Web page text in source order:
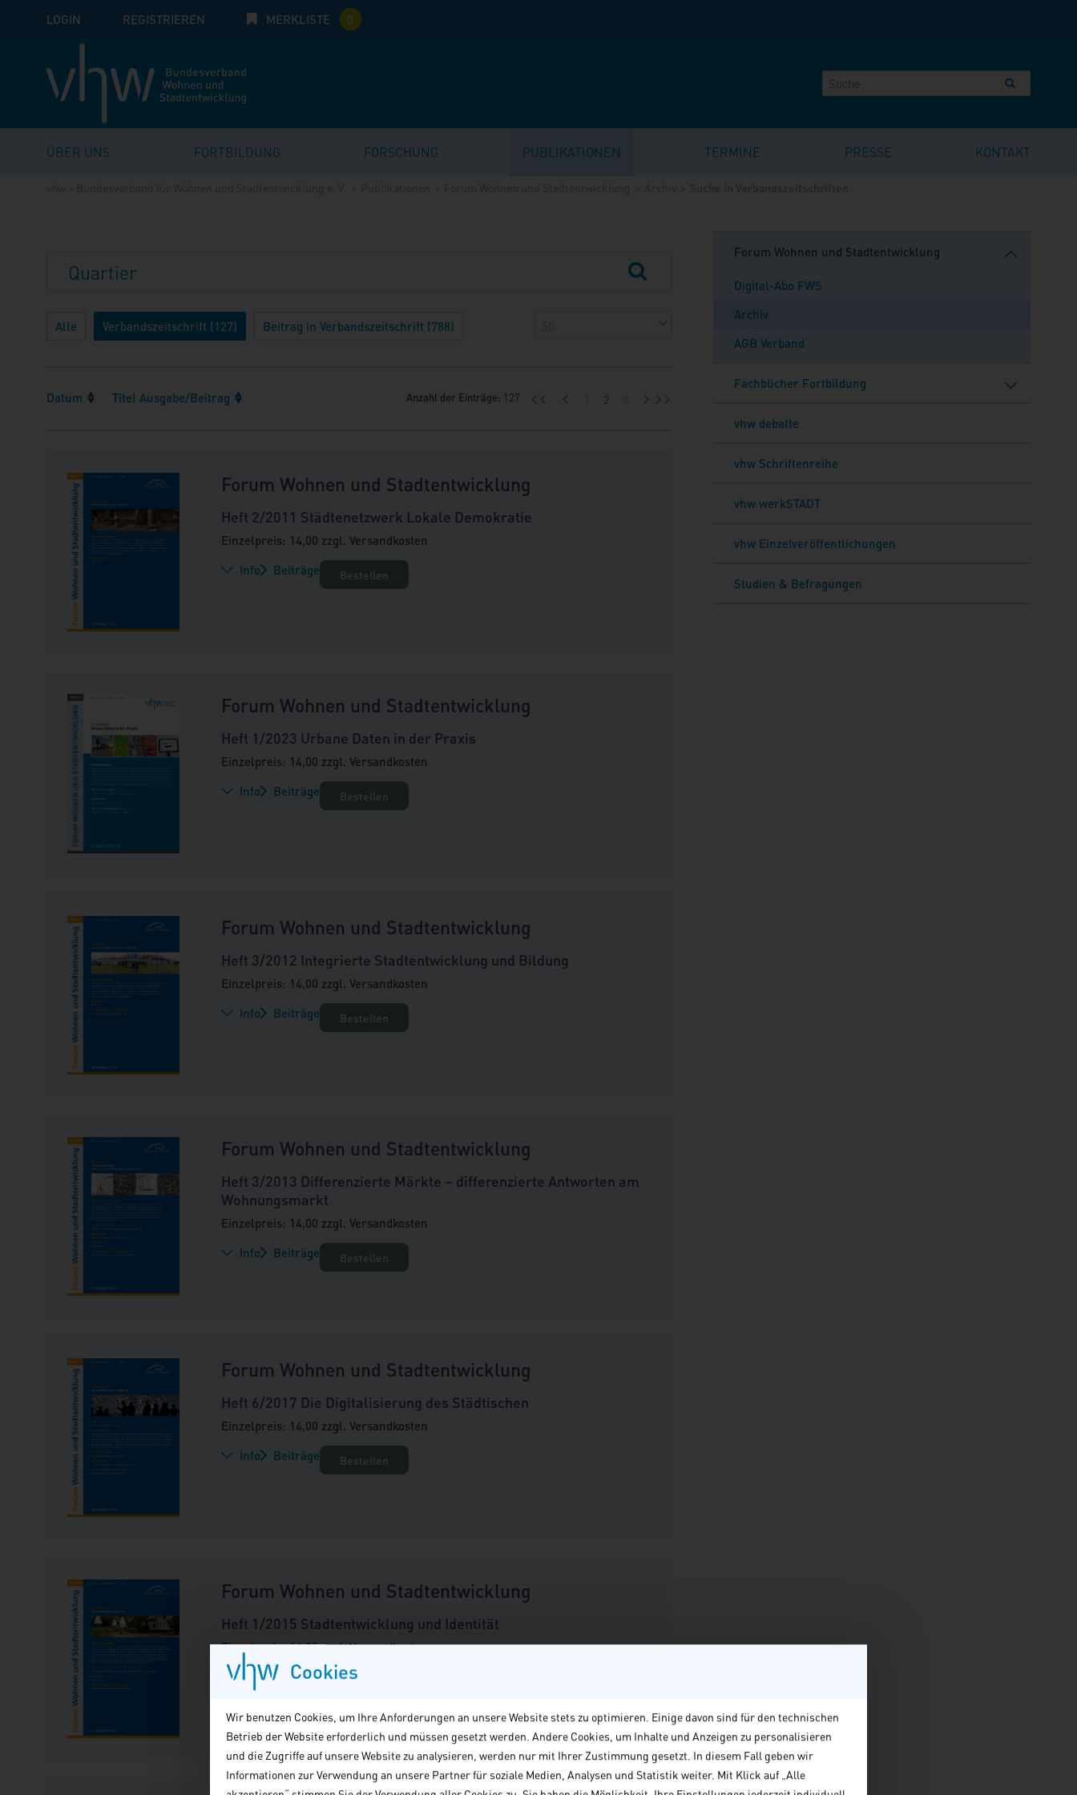
Cookies
Wir benutzen Cookies, um Ihre Anforderungen an unsere Website stets zu optimieren. Einige davon sind für den technischen
Betrieb der Website erforderlich und müssen gesetzt werden. Andere Cookies, um Inhalte und Anzeigen zu personalisieren
und die Zugriffe auf unsere Website zu analysieren, werden nur mit Ihrer Zustimmung gesetzt. In diesem Fall geben wir
Informationen zur Verwendung an unsere Partner für soziale Medien, Analysen und Statistik weiter. Mit Klick auf „Alle
LOGIN E-Mail Passwort:
REGISTRIEREN MERKLISTE 0
ÜBER UNS FORTBILDUNG FORSCHUNG PUBLIKATIONEN TERMINE PRESSE KONTAKT
vhw – Bundesverband für Wohnen und Stadtentwicklung e. V. Publikationen Forum Wohnen und Stadtentwicklung Archiv Suche in Verbandszeitschriften
Alle Verbandszeitschrift (127) Beitrag in Verbandszeitschrift (788)
Datum Titel Ausgabe/Beitrag Anzahl der Einträge: 127 << < 2 > >>
Forum Wohnen und Stadtentwicklung
Heft 2/2011 Städtenetzwerk Lokale Demokratie
Einzelpreis: 14,00 zzgl. Versandkosten
Info
Beiträge Bestellen
Forum Wohnen und Stadtentwicklung
Heft 1/2023 Urbane Daten in der Praxis
Einzelpreis: 14,00 zzgl. Versandkosten
Info
Beiträge Bestellen
Forum Wohnen und Stadtentwicklung
Heft 3/2012 Integrierte Stadtentwicklung und Bildung
Einzelpreis: 14,00 zzgl. Versandkosten
Info
Beiträge Bestellen
Forum Wohnen und Stadtentwicklung
Heft 3/2013 Differenzierte Märkte – differenzierte Antworten am
Wohnungsmarkt
Einzelpreis: 14,00 zzgl. Versandkosten
Info
Beiträge Bestellen
Forum Wohnen und Stadtentwicklung
Heft 6/2017 Die Digitalisierung des Städtischen
Einzelpreis: 14,00 zzgl. Versandkosten
Info
Beiträge Bestellen
Forum Wohnen und Stadtentwicklung
Heft 1/2015 Stadtentwicklung und Identität
Einzelpreis: 14,00 zzgl. Versandkosten
Info
Beiträge Bestellen
Forum Wohnen und Stadtentwicklung
Digital-Abo FWS
Archiv
AGB Verband
Fachbücher Fortbildung
vhw debatte
vhw Schriftenreihe
vhw werkSTADT
vhw Einzelveröffentlichungen
Studien & Befragungen